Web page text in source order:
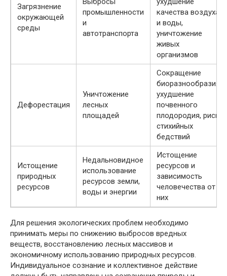
Загрязнение
окружающей
среды
промышленности
и
автотранспорта
качества воздуха
и воды,
уничтожение
живых
организмов
Дефорестация
Уничтожение
лесных
площадей
Сокращение
биоразнообразия,
ухудшение
почвенного
плодородия, риск
стихийных
бедствий
Истощение
природных
ресурсов
Недальновидное
использование
ресурсов земли,
воды и энергии
Истощение
ресурсов и
зависимость
человечества от
них
Для решения экологических проблем необходимо
принимать меры по снижению выбросов вредных
веществ, восстановлению лесных массивов и
экономичному использованию природных ресурсов.
Индивидуальное сознание и коллективное действие